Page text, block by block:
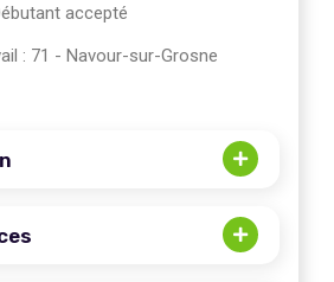
accepté
: 71 - Navour-sur-Grosne